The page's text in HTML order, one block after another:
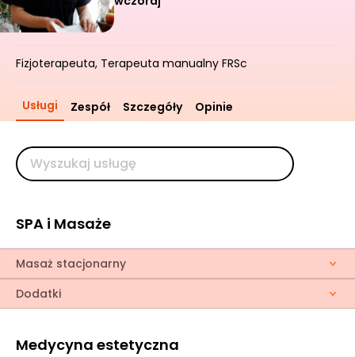
Fizjoterapeuta, Terapeuta manualny FRSc
Usługi Zespół Szczegóły Opinie
SPA i Masaże
Masaż stacjonarny
Dodatki
Medycyna estetyczna